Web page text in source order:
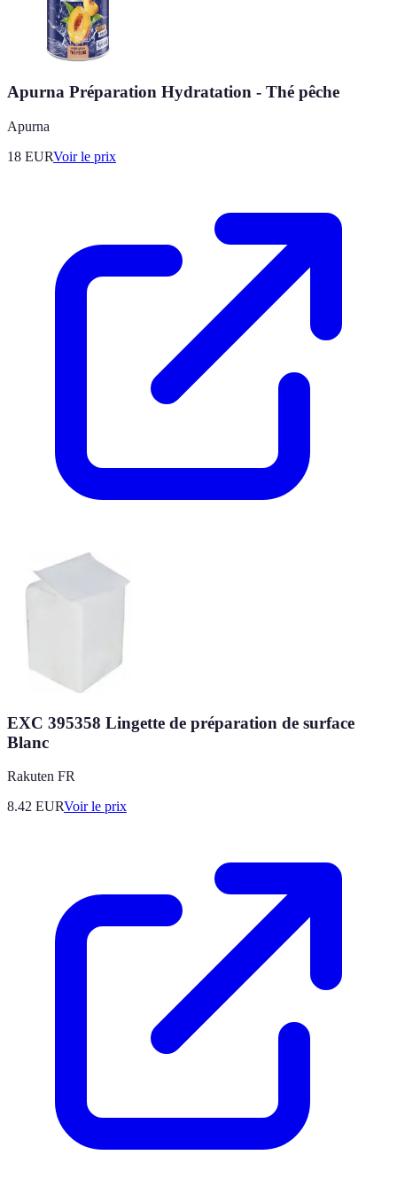
Apurna Préparation Hydratation - Thé pêche
Apurna
18 EURVoir le prix
EXC 395358 Lingette de préparation de surface
Blanc
Rakuten FR
8.42 EURVoir le prix